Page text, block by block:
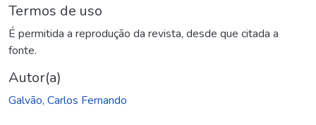
Termos de uso
É permitida a reprodução da revista, desde que citada a
fonte.
Autor(a)
Galvão, Carlos Fernando